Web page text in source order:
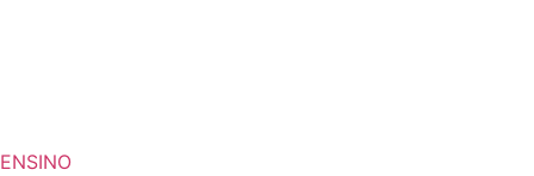
ENSINO